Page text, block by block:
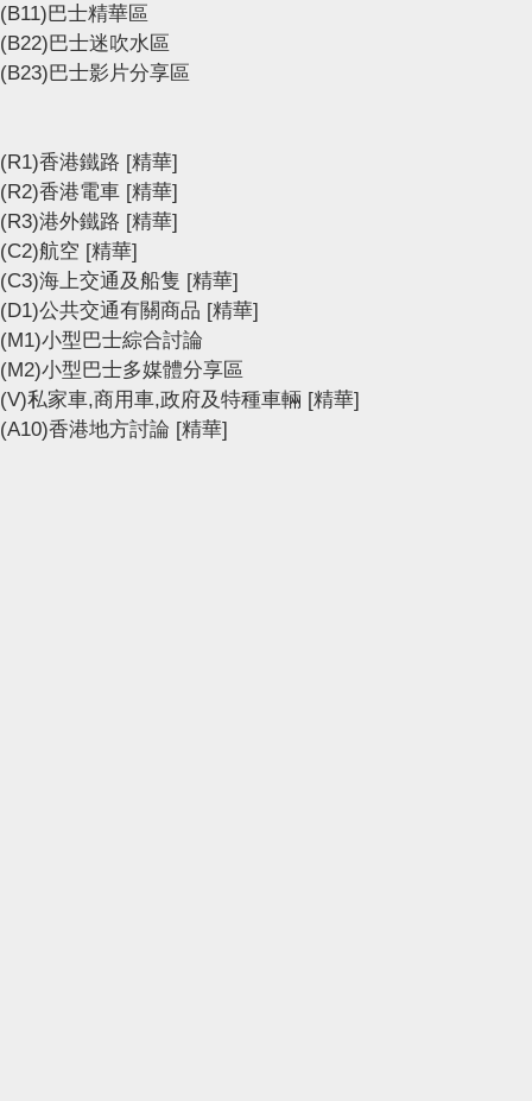
(B11)巴士精華區
(B22)巴士迷吹水區
(B23)巴士影片分享區
(R1)香港鐵路 [精華]
(R2)香港電車 [精華]
(R3)港外鐵路 [精華]
(C2)航空 [精華]
(C3)海上交通及船隻 [精華]
(D1)公共交通有關商品 [精華]
(M1)小型巴士綜合討論
(M2)小型巴士多媒體分享區
(V)私家車,商用車,政府及特種車輛 [精華]
(A10)香港地方討論 [精華]